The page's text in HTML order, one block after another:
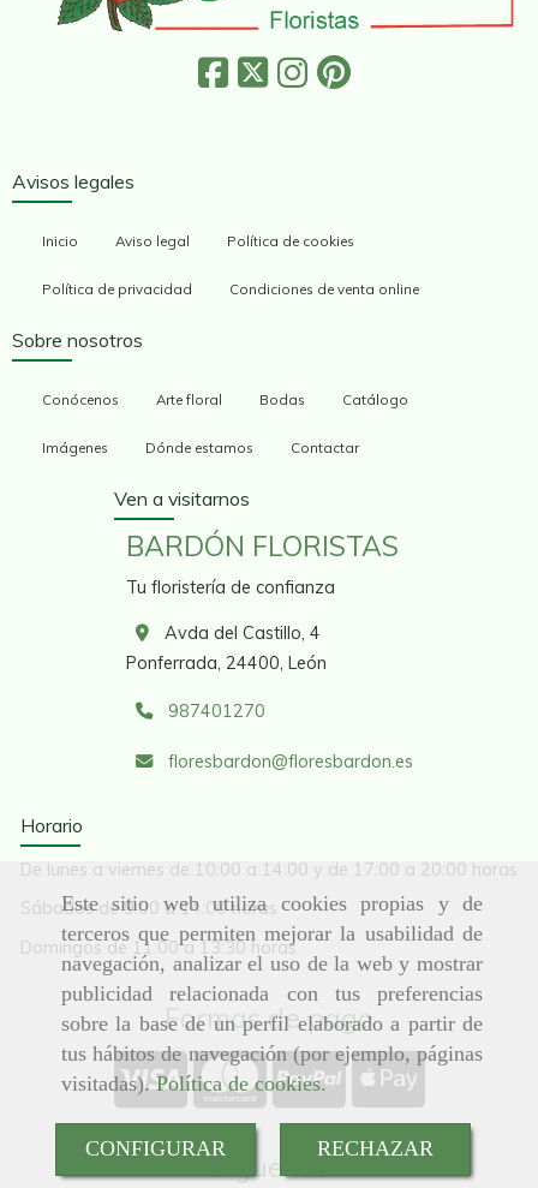
Este sitio web utiliza cookies propias y de
terceros que permiten mejorar la usabilidad de
navegación, analizar el uso de la web y mostrar
publicidad relacionada con tus preferencias
sobre la base de un perfil elaborado a partir de
tus hábitos de navegación (por ejemplo, páginas
visitadas).Política de cookies.
CONFIGURAR RECHAZAR
Avisos legales
Inicio Aviso legal Política de cookies
Política de privacidad Condiciones de venta online
Sobre nosotros
Conócenos Arte floral Bodas Catálogo
Imágenes Dónde estamos Contactar
Ven a visitarnos
BARDÓN FLORISTAS
Tu floristería de confianza
Avda del Castillo, 4
Ponferrada, 24400, León
987401270
floresbardon floresbardon.es
Horario
De lunes a viernes de 10:00 a 14:00 y de 17:00 a 20:00 horas
Sábados de 9:00 a 14:00 horas
Domingos de 11:00 a 13:30 horas
Formas de pago
Síguenos